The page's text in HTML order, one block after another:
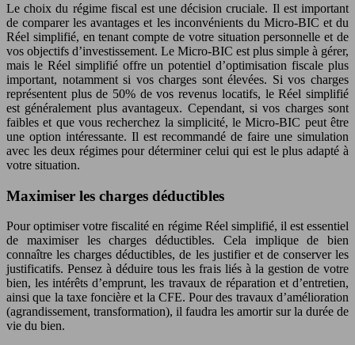
Le choix du régime fiscal est une décision cruciale. Il est important
de comparer les avantages et les inconvénients du Micro-BIC et du
Réel simplifié, en tenant compte de votre situation personnelle et de
vos objectifs d’investissement. Le Micro-BIC est plus simple à gérer,
mais le Réel simplifié offre un potentiel d’optimisation fiscale plus
important, notamment si vos charges sont élevées. Si vos charges
représentent plus de 50% de vos revenus locatifs, le Réel simplifié
est généralement plus avantageux. Cependant, si vos charges sont
faibles et que vous recherchez la simplicité, le Micro-BIC peut être
une option intéressante. Il est recommandé de faire une simulation
avec les deux régimes pour déterminer celui qui est le plus adapté à
votre situation.
Maximiser les charges déductibles
Pour optimiser votre fiscalité en régime Réel simplifié, il est essentiel
de maximiser les charges déductibles. Cela implique de bien
connaître les charges déductibles, de les justifier et de conserver les
justificatifs. Pensez à déduire tous les frais liés à la gestion de votre
bien, les intérêts d’emprunt, les travaux de réparation et d’entretien,
ainsi que la taxe foncière et la CFE. Pour des travaux d’amélioration
(agrandissement, transformation), il faudra les amortir sur la durée de
vie du bien.